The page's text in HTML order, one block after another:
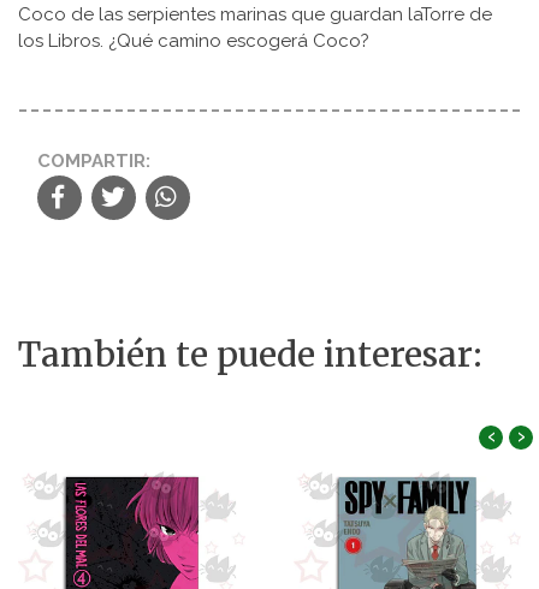
Coco de las serpientes marinas que guardan laTorre de
los Libros. ¿Qué camino escogerá Coco?
COMPARTIR:
También te puede interesar:
‹ ›